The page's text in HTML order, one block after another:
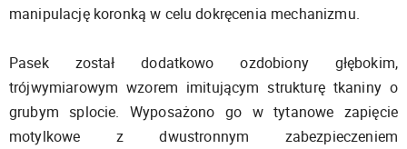
manipulację koronką w celu dokręcenia mechanizmu.
Pasek został dodatkowo ozdobiony głębokim,
trójwymiarowym wzorem imitującym strukturę tkaniny o
grubym splocie. Wyposażono go w tytanowe zapięcie
motylkowe z dwustronnym zabezpieczeniem